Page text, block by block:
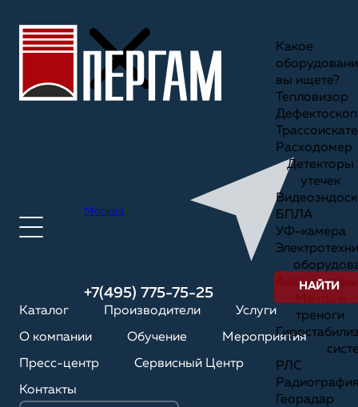
Москва
+7(495) 775-75-25
Каталог Производители Услуги
О компании Обучение Мероприятия
Пресс-центр Сервисный Центр
Контакты
Какое
вы ищете?
Тепловизор
Дефектоскоп
Расходомер
Детекторы
утечек
БПЛА
УФ-камера
Анализаторы
треноги
РЛС
Георадар
НАЙТИ